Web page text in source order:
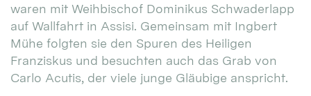
waren mit Weihbischof Dominikus Schwaderlapp
auf Wallfahrt in Assisi. Gemeinsam mit Ingbert
Mühe folgten sie den Spuren des Heiligen
Franziskus und besuchten auch das Grab von
Carlo Acutis, der viele junge Gläubige anspricht.